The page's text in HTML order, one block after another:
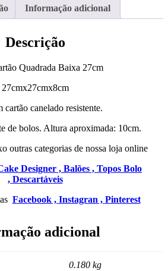
Informação adicional
Descrição
Quadrada Baixa 27cm
27cmx27cmx8cm
cartão canelado resistente.
de bolos. Altura aproximada: 10cm.
outras categorias de nossa loja online
Designer , Balões , Topos Bolo
, Descartáveis
Facebook , Instagran , Pinterest
adicional
0.180 kg